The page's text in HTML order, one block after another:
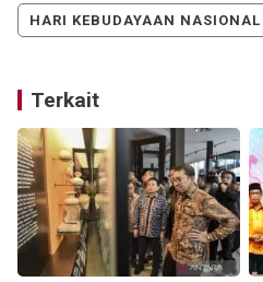
HARI KEBUDAYAAN NASIONAL
Terkait